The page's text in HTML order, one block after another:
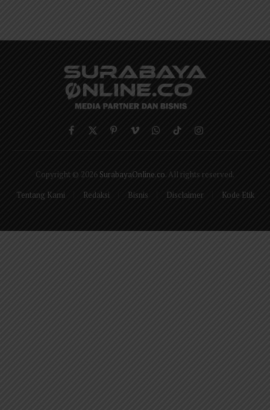
Facebook
X
PinterestVimeoWhatsApp
TikTokInstagram
Copyright © 2026 SurabayaOnline.co . All rights reserved.
Tentang Kami
Redaksi Bisnis Disclaimer Kode Etik